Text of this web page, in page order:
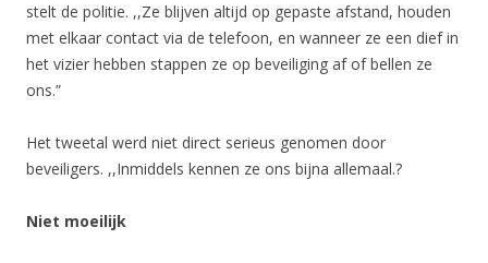
stelt de politie. ,,Ze blijven altijd op gepaste afstand, houden
met elkaar contact via de telefoon, en wanneer ze een dief in
het vizier hebben stappen ze op beveiliging af of bellen ze
ons.”
Het tweetal werd niet direct serieus genomen door
beveiligers. ,,Inmiddels kennen ze ons bijna allemaal.?
Niet moeilijk